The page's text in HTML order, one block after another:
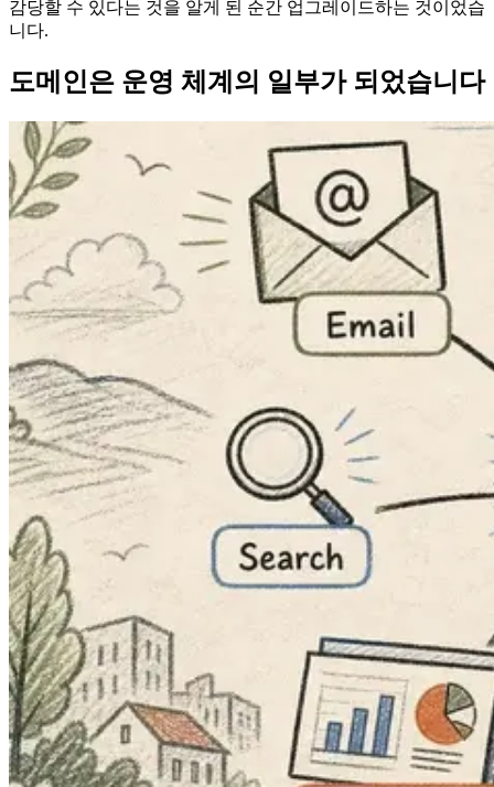
감당할 수 있다는 것을 알게 된 순간 업그레이드하는 것이었습
니다.
도메인은 운영 체계의 일부가 되었습니다